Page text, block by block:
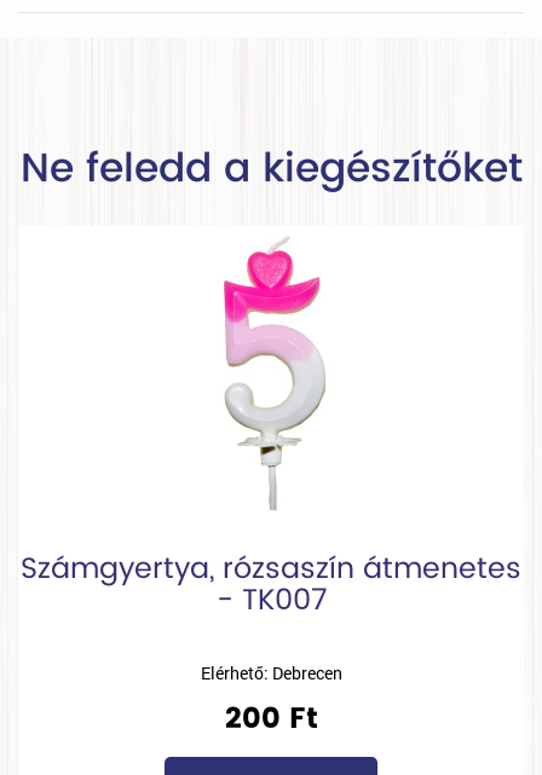
Ne feledd a kiegészítőket
Számgyertya, rózsaszín átmenetes
- TK007
Elérhető: Debrecen
200 Ft